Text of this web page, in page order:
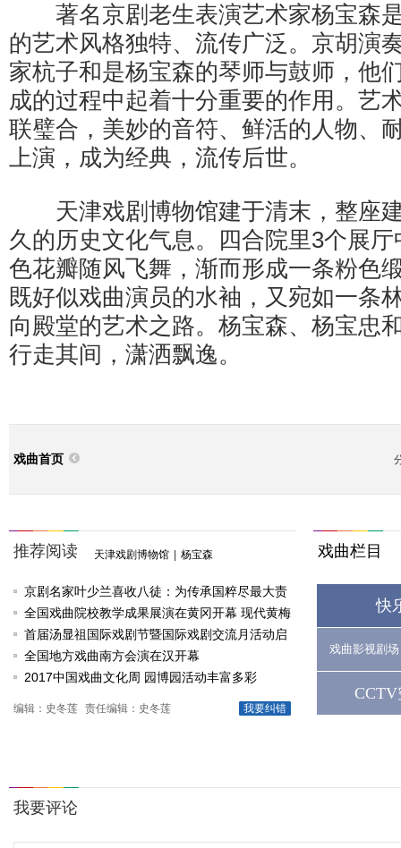
著名京剧老生表演艺术家杨宝森
的艺术风格独特、流传广泛。京胡演
家杭子和是杨宝森的琴师与鼓师，他
成的过程中起着十分重要的作用。艺
联璧合，美妙的音符、鲜活的人物、
上演，成为经典，流传后世。
天津戏剧博物馆建于清末，整座
久的历史文化气息。四合院里3个展
色花瓣随风飞舞，渐而形成一条粉色
既好似戏曲演员的水袖，又宛如一条
向殿堂的艺术之路。杨宝森、杨宝忠
行走其间，潇洒飘逸。
戏曲首页
推荐阅读 天津戏剧博物馆 杨宝森
京剧名家叶少兰喜收八徒：为传承国粹尽最大责
任
全国戏曲院校教学成果展演在黄冈开幕 现代黄梅
戏《槐花谣》倾情..
首届汤显祖国际戏剧节暨国际戏剧交流月活动启
动
全国地方戏曲南方会演在汉开幕
2017中国戏曲文化周 园博园活动丰富多彩
我要纠错
编辑：史冬莲 责任编辑：史冬莲
戏曲栏目
快
戏曲影视剧场